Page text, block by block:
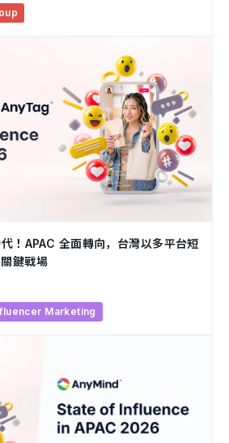
！APAC 全面轉向，台灣以多平台短
鍵戰場
Marketing